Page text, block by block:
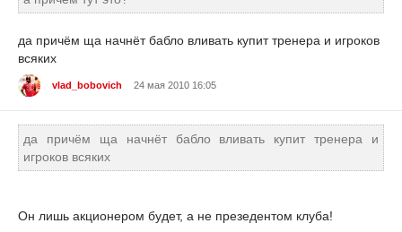
да причём ща начнёт бабло вливать купит тренера и игроков
всяких
vlad_bobovich 24 мая 2010 16:05
да причём ща начнёт бабло вливать купит тренера и
игроков всяких
Он лишь акционером будет, а не презедентом клуба!